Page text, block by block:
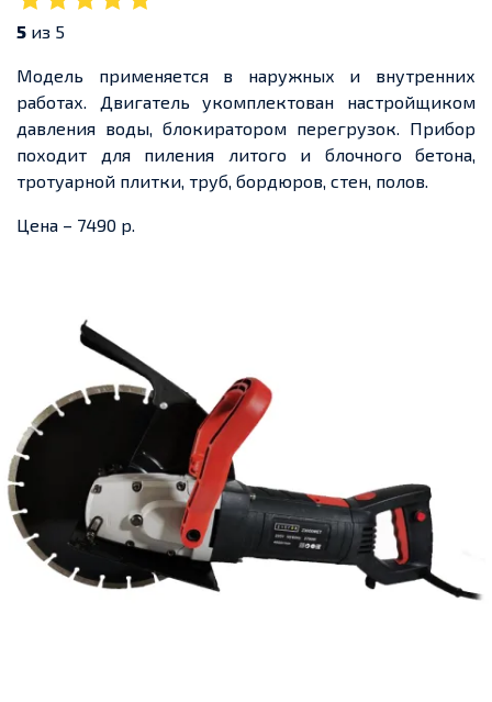
5 из 5
Модель применяется в наружных и внутренних
работах. Двигатель укомплектован настройщиком
давления воды, блокиратором перегрузок. Прибор
походит для пиления литого и блочного бетона,
тротуарной плитки, труб, бордюров, стен, полов.
Цена – 7490 р.